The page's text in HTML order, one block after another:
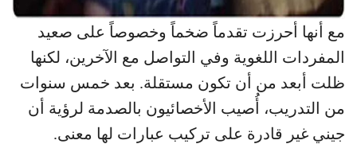
مع أنها أحرزت تقدماً ضخماً وخصوصاً على صعيد
المفردات اللغوية وفي التواصل مع الآخرين، لكنها
ظلت أبعد من أن تكون مستقلة. بعد خمس سنوات
من التدريب، أُصيب الأخصائيون بالصدمة لرؤية أن
جيني غير قادرة على تركيب عبارات لها معنى.